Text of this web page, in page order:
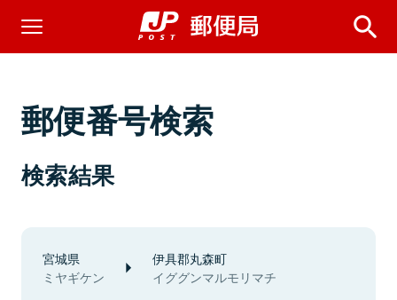
郵便番号検索
検索結果
宮城県
ミヤギケン
伊具郡丸森町
イググンマルモリマチ